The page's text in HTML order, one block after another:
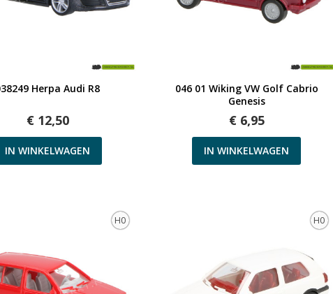
Snel bekijken
Herpa Audi R8
€ 12,50
IN WINKELWAGEN
Snel bekijken
046 01 Wiking VW Golf Cabrio
Genesis
€ 6,95
IN WINKELWAGEN
H0 H0